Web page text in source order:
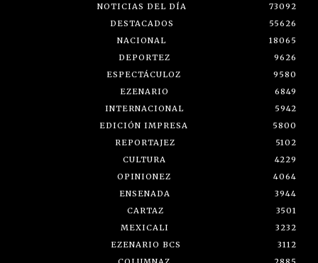
NOTICIAS DEL DÍA
73092
DESTACADOS
55626
NACIONAL
18065
DEPORTEZ
9626
ESPECTÁCULOZ
9580
EZENARIO
6849
INTERNACIONAL
5942
EDICIÓN IMPRESA
5800
REPORTAJEZ
5102
CULTURA
4229
OPINIONEZ
4064
ENSENADA
3944
CARTAZ
3501
MEXICALI
3232
EZENARIO BCS
3112